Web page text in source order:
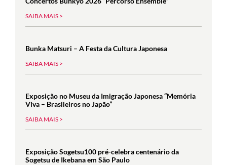
SAIBA MAIS >
Bunka Matsuri – A Festa da Cultura Japonesa
SAIBA MAIS >
Exposição no Museu da Imigração Japonesa “Memória
Viva – Brasileiros no Japão”
SAIBA MAIS >
Exposição Sogetsu100 pré-celebra centenário da
Sogetsu de Ikebana em São Paulo